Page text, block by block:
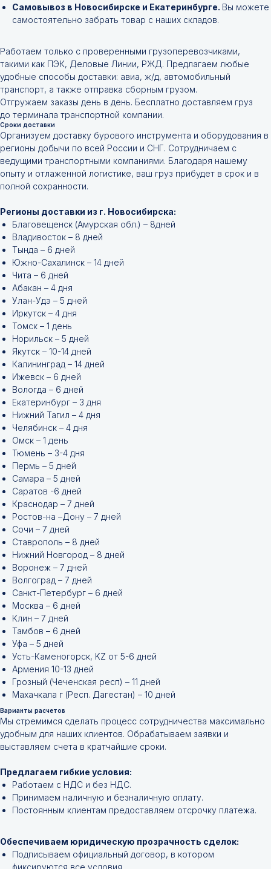
Самовывоз в Новосибирске и Екатеринбурге. Вы можете
самостоятельно забрать товар с наших складов.
Работаем только с проверенными грузоперевозчиками,
такими как ПЭК, Деловые Линии, РЖД. Предлагаем любые
удобные способы доставки: авиа, ж/д, автомобильный
транспорт, а также отправка сборным грузом.
Отгружаем заказы день в день. Бесплатно доставляем груз
до терминала транспортной компании.
Сроки доставки
Организуем доставку бурового инструмента и оборудования в
регионы добычи по всей России и СНГ. Сотрудничаем с
ведущими транспортными компаниями. Благодаря нашему
опыту и отлаженной логистике, ваш груз прибудет в срок и в
полной сохранности.
Регионы доставки из г. Новосибирска:
Благовещенск (Амурская обл.) – 8дней
Владивосток – 8 дней
Тында – 6 дней
Южно-Сахалинск – 14 дней
Чита – 6 дней
Абакан – 4 дня
Улан-Удэ – 5 дней
Иркутск – 4 дня
Томск – 1 день
Норильск – 5 дней
Якутск – 10-14 дней
Калининград – 14 дней
Ижевск – 6 дней
Вологда – 6 дней
Екатеринбург – 3 дня
Нижний Тагил – 4 дня
Челябинск – 4 дня
Омск – 1 день
Тюмень – 3-4 дня
Пермь – 5 дней
Самара – 5 дней
Саратов -6 дней
Краснодар – 7 дней
Ростов-на –Дону – 7 дней
Сочи – 7 дней
Ставрополь – 8 дней
Нижний Новгород – 8 дней
Воронеж – 7 дней
Волгоград – 7 дней
Санкт-Петербург – 6 дней
Москва – 6 дней
Клин – 7 дней
Тамбов – 6 дней
Уфа – 5 дней
Усть-Каменогорск, KZ от 5-6 дней
Армения 10-13 дней
Грозный (Чеченская респ) – 11 дней
Махачкала г (Респ. Дагестан) – 10 дней
Варианты расчетов
Мы стремимся сделать процесс сотрудничества максимально
удобным для наших клиентов. Обрабатываем заявки и
выставляем счета в кратчайшие сроки.
Предлагаем гибкие условия:
Работаем с НДС и без НДС.
Принимаем наличную и безналичную оплату.
Постоянным клиентам предоставляем отсрочку платежа.
Обеспечиваем юридическую прозрачность сделок:
Подписываем официальный договор, в котором
фиксируются все условия.
позиции?
Оставьте заявку и мы подберём
инструменты и запчасти по вашим